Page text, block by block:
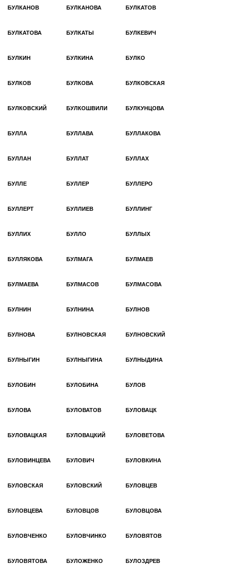
БУЛКАНОВ БУЛКАНОВА БУЛКАТОВ
БУЛКАТОВА БУЛКАТЫ БУЛКЕВИЧ
БУЛКИН БУЛКИНА БУЛКО
БУЛКОВ БУЛКОВА БУЛКОВСКАЯ
БУЛКОВСКИЙ БУЛКОШВИЛИ БУЛКУНЦОВА
БУЛЛА БУЛЛАВА БУЛЛАКОВА
БУЛЛАН БУЛЛАТ БУЛЛАХ
БУЛЛЕ БУЛЛЕР БУЛЛЕРО
БУЛЛЕРТ БУЛЛИЕВ БУЛЛИНГ
БУЛЛИХ БУЛЛО БУЛЛЫХ
БУЛЛЯКОВА БУЛМАГА БУЛМАЕВ
БУЛМАЕВА БУЛМАСОВ БУЛМАСОВА
БУЛНИН БУЛНИНА БУЛНОВ
БУЛНОВА БУЛНОВСКАЯ БУЛНОВСКИЙ
БУЛНЫГИН БУЛНЫГИНА БУЛНЫДИНА
БУЛОБИН БУЛОБИНА БУЛОВ
БУЛОВА БУЛОВАТОВ БУЛОВАЦК
БУЛОВАЦКАЯ БУЛОВАЦКИЙ БУЛОВЕТОВА
БУЛОВИНЦЕВА БУЛОВИЧ БУЛОВКИНА
БУЛОВСКАЯ БУЛОВСКИЙ БУЛОВЦЕВ
БУЛОВЦЕВА БУЛОВЦОВ БУЛОВЦОВА
БУЛОВЧЕНКО БУЛОВЧИНКО БУЛОВЯТОВ
БУЛОВЯТОВА БУЛОЖЕНКО БУЛОЗДРЕВ